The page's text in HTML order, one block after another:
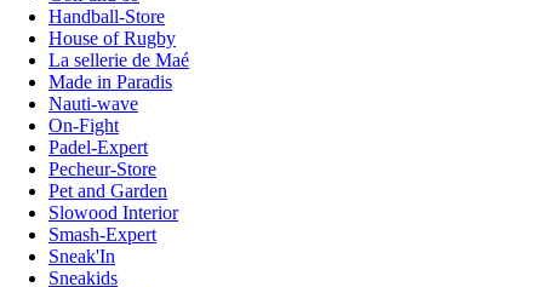
Handball-Store
House of Rugby
La sellerie de Maé
Made in Paradis
Nauti-wave
On-Fight
Padel-Expert
Pecheur-Store
Pet and Garden
Slowood Interior
Smash-Expert
Sneak'In
Sneakids